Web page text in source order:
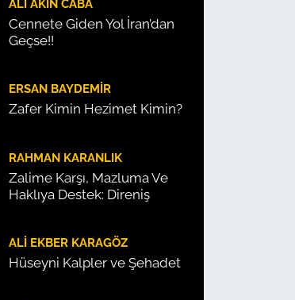
ALI AKIN CABA
Cennete Giden Yol İran’dan
Geçse!!
ERSAN BAYDEMIR
Zafer Kimin Hezimet Kimin?
RAHMAN KARANLIK
Zalime Karşı, Mazluma Ve
Haklıya Destek: Direniş
ALI EKBER KARAGÖZ
Hüseyni Kalpler ve Şehadet